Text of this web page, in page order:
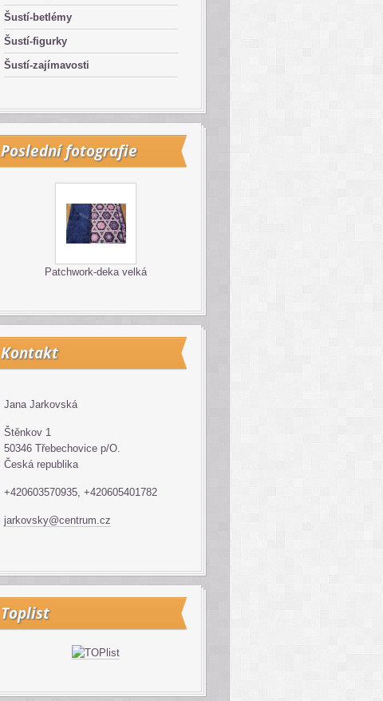
Šustí-betlémy
Šustí-figurky
Šustí-zajímavosti
Poslední fotografie
Patchwork-deka velká
Kontakt
Jana Jarkovská
Štěnkov 1
50346 Třebechovice p/O.
Česká republika
+420603570935, +420605401782
jarkovsky@centrum.cz
Toplist